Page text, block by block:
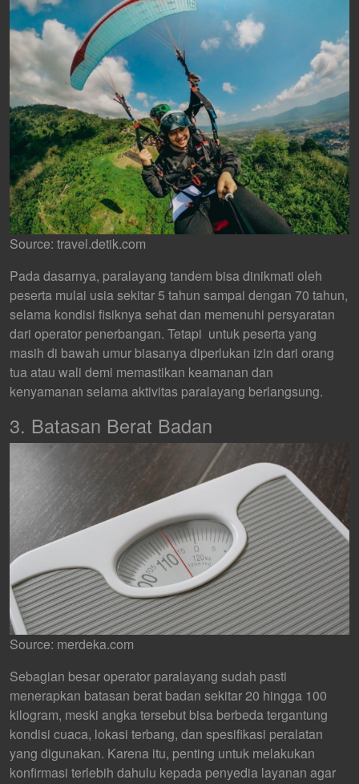
Source: travel.detik.com
Pada dasarnya, paralayang tandem bisa dinikmati oleh
peserta mulai usia sekitar 5 tahun sampai dengan 70 tahun,
selama kondisi fisiknya sehat dan memenuhi persyaratan
dari operator penerbangan. Tetapi untuk peserta yang
masih di bawah umur biasanya diperlukan izin dari orang
tua atau wali demi memastikan keamanan dan
kenyamanan selama aktivitas paralayang berlangsung.
3. Batasan Berat Badan
Source: merdeka.com
Sebagian besar operator paralayang sudah pasti
menerapkan batasan berat badan sekitar 20 hingga 100
kilogram, meski angka tersebut bisa berbeda tergantung
kondisi cuaca, lokasi terbang, dan spesifikasi peralatan
yang digunakan. Karena itu, penting untuk melakukan
konfirmasi terlebih dahulu kepada penyedia layanan agar